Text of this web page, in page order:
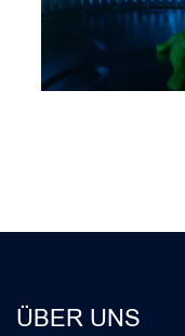
ÜBER UNS